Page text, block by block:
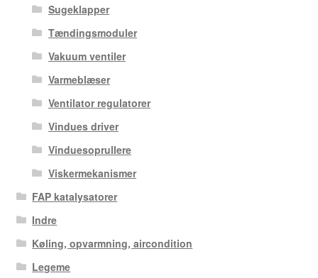
Sugeklapper
Tændingsmoduler
Vakuum ventiler
Varmeblæser
Ventilator regulatorer
Vindues driver
Vinduesoprullere
Viskermekanismer
FAP katalysatorer
Indre
Køling, opvarmning, aircondition
Legeme